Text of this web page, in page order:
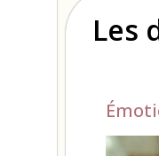
Les